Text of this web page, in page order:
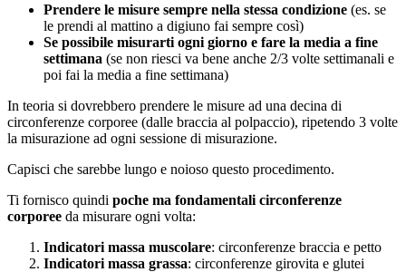
Prendere le misure sempre nella stessa condizione (es. se
le prendi al mattino a digiuno fai sempre così)
Se possibile misurarti ogni giorno e fare la media a fine
settimana (se non riesci va bene anche 2/3 volte settimanali e
poi fai la media a fine settimana)
In teoria si dovrebbero prendere le misure ad una decina di
circonferenze corporee (dalle braccia al polpaccio), ripetendo 3 volte
la misurazione ad ogni sessione di misurazione.
Capisci che sarebbe lungo e noioso questo procedimento.
Ti fornisco quindi poche ma fondamentali circonferenze
corporee da misurare ogni volta:
Indicatori massa muscolare: circonferenze braccia e petto
Indicatori massa grassa: circonferenze girovita e glutei